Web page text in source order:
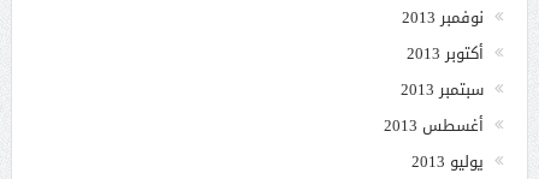
نوفمبر 2013
أكتوبر 2013
سبتمبر 2013
أغسطس 2013
يوليو 2013